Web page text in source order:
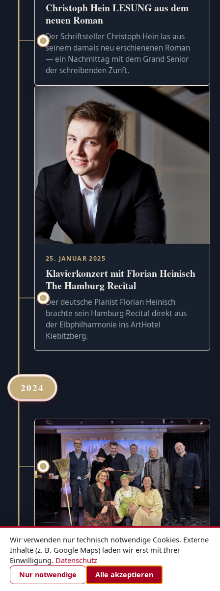
Christoph Hein LESUNG aus dem
neuen Roman
Der Schriftsteller Christoph Hein las aus
seinem damals neu erschienenen Roman
— ein Nachmittag mit dem Grand Senior
der schreibenden Zunft.
25. JANUAR 2025
Klavierkonzert mit Florian Heinisch
The Hamburg Recital
Der deutsche Pianist Florian Heinisch
brachte sein Hamburg Recital direkt aus
der Elbphilharmonie ins ArtHotel
Kiebitzberg.
2024
1. DEZEMBER 2024
Hänsel und Gretel - für die ganze
ZIMMER BUCHEN
Wir verwenden nur technisch notwendige Cookies. Externe
Inhalte (z. B. Google Maps) laden wir erst mit Ihrer
Einwilligung. Datenschutz
Nur notwendige Alle akzeptieren